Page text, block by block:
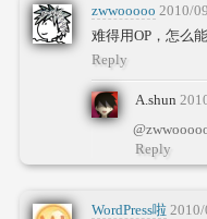
zwwooooo 2010/
难得用OP，怎么
Reply
A.shun
Reply
WordPress啦